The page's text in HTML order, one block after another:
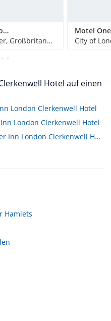
Hotel Riu Plaza London Victoria
City of Westminster, Großbritannien
City of
Hotel auf einen
London Clerkenwell Hotel
London Clerkenwell Hotel
Bewertungen von hub by Premier Inn London Clerkenwell Hotel
Hamlets